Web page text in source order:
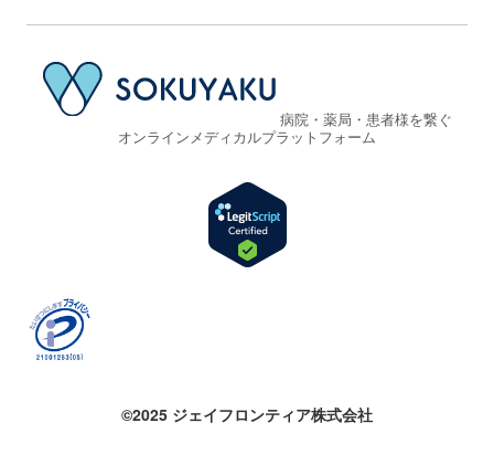
病院・薬局・患者様を繋ぐ
オンラインメディカルプラットフォーム
©2025 ジェイフロンティア株式会社